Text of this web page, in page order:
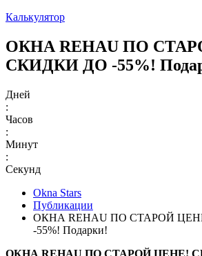
Калькулятор
ОКНА REHAU ПО
СКИДКИ ДО -55%!
Дней
:
Часов
:
Минут
:
Секунд
Okna Stars
Публикации
ОКНА REHAU ПО СТАРОЙ
-55%! Подарки!
ОКНА REHAU ПО СТАРОЙ ЦЕНЕ!